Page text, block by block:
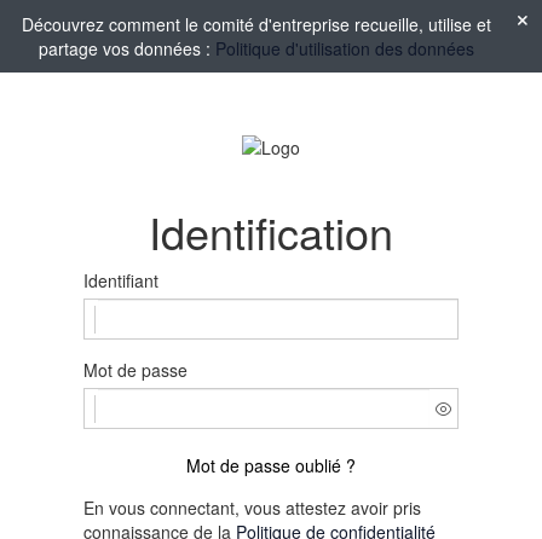
Découvrez comment le comité d'entreprise recueille, utilise et
partage vos données : Politique d'utilisation des données
Identification
Identifiant
Mot de passe
Mot de passe oublié ?
En vous connectant, vous attestez avoir pris
connaissance de la Politique de confidentialité